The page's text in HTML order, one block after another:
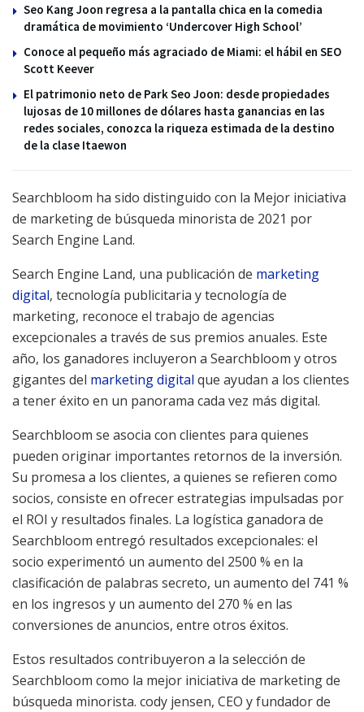
Seo Kang Joon regresa a la pantalla chica en la comedia
dramática de movimiento ‘Undercover High School’
Conoce al pequeño más agraciado de Miami: el hábil en SEO
Scott Keever
El patrimonio neto de Park Seo Joon: desde propiedades
lujosas de 10 millones de dólares hasta ganancias en las
redes sociales, conozca la riqueza estimada de la destino
de la clase Itaewon
Searchbloom ha sido distinguido con la Mejor iniciativa
de marketing de búsqueda minorista de 2021 por
Search Engine Land.
Search Engine Land, una publicación de marketing
digital, tecnología publicitaria y tecnología de
marketing, reconoce el trabajo de agencias
excepcionales a través de sus premios anuales. Este
año, los ganadores incluyeron a Searchbloom y otros
gigantes del marketing digital que ayudan a los clientes
a tener éxito en un panorama cada vez más digital.
Searchbloom se asocia con clientes para quienes
pueden originar importantes retornos de la inversión.
Su promesa a los clientes, a quienes se refieren como
socios, consiste en ofrecer estrategias impulsadas por
el ROI y resultados finales. La logística ganadora de
Searchbloom entregó resultados excepcionales: el
socio experimentó un aumento del 2500 % en la
clasificación de palabras secreto, un aumento del 741 %
en los ingresos y un aumento del 270 % en las
conversiones de anuncios, entre otros éxitos.
Estos resultados contribuyeron a la selección de
Searchbloom como la mejor iniciativa de marketing de
búsqueda minorista. cody jensen, CEO y fundador de